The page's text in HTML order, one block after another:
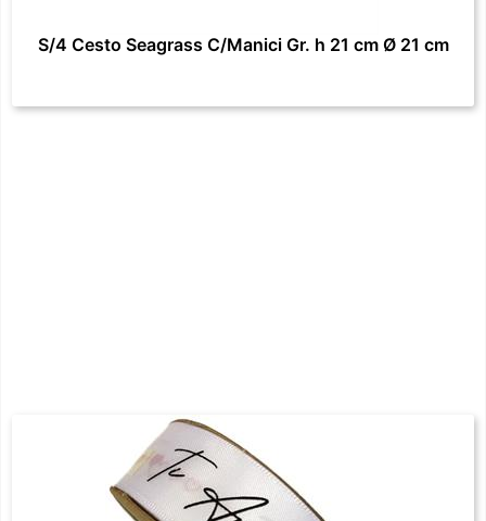
S/4 Cesto Seagrass C/Manici Gr. h 21 cm Ø 21 cm